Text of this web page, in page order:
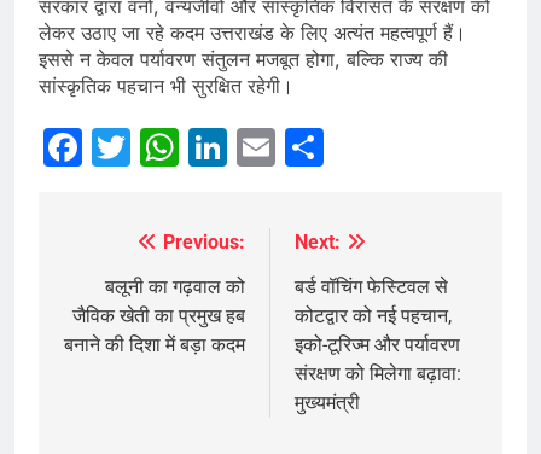
सरकार द्वारा वनों, वन्यजीवों और सांस्कृतिक विरासत के संरक्षण को
लेकर उठाए जा रहे कदम उत्तराखंड के लिए अत्यंत महत्वपूर्ण हैं।
इससे न केवल पर्यावरण संतुलन मजबूत होगा, बल्कि राज्य की
सांस्कृतिक पहचान भी सुरक्षित रहेगी।
Facebook
Twitter
WhatsApp
LinkedIn
Email
navigation
Previous:
बलूनी का गढ़वाल को
जैविक खेती का प्रमुख हब
बनाने की दिशा में बड़ा कदम
Next:
बर्ड वॉचिंग फेस्टिवल से
कोटद्वार को नई पहचान,
इको-टूरिज्म और पर्यावरण
संरक्षण को मिलेगा बढ़ावा:
मुख्यमंत्री